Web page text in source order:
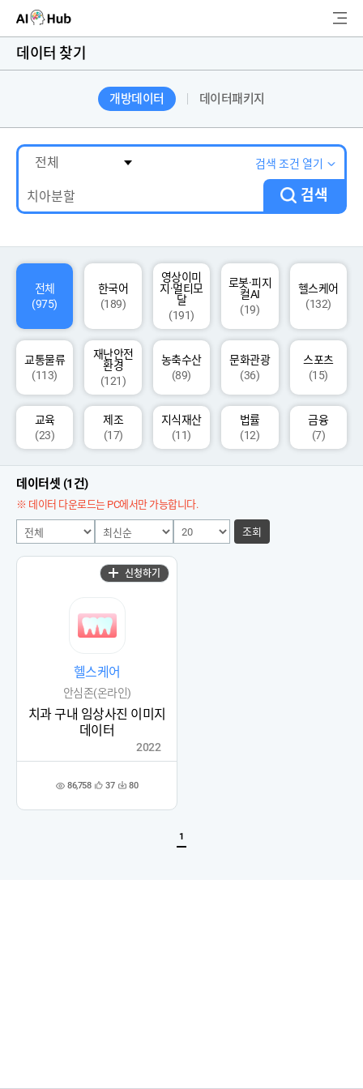
AI-Hub
AI 데이터찾기
AI 허브소개
AI 개발지원
고객지원
색
데이터 찾기
개방데이터 데이터패키지
검색 조건 열기
검색
전체
(975)
한국어
(189)
영상이미
지·멀티모
달
(191)
로봇·피지
컬AI
(19)
헬스케어
(132)
교통물류
(113)
재난안전
환경
(121)
농축수산
(89)
문화관광
(36)
스포츠
(15)
교육
(23)
제조
(17)
지식재산
(11)
법률
(12)
금융
(7)
데이터셋 (1건)
※ 데이터 다운로드는 PC에서만 가능합니다.
조회
헬스케어
안심존(온라인)
치과 구내 임상사진 이미지
데이터
조 86,758 관
록
37 다 80
2022
신청하기
1